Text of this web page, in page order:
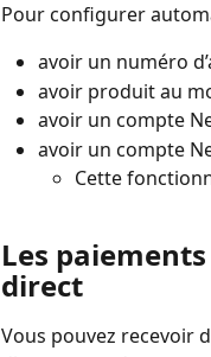
Pour configurer
avoir un numéro
avoir produit au
avoir un compte
avoir un compte
Cette
Les
direct
Vous pouvez recevoir